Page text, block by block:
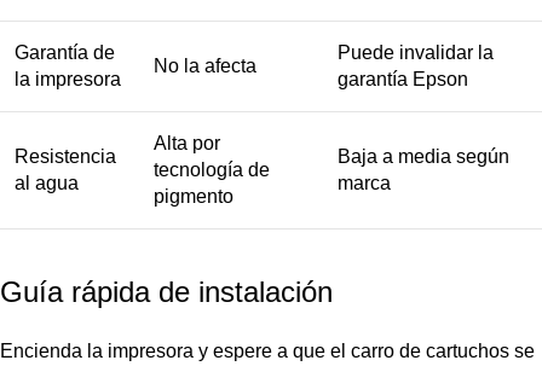
Garantía de
la impresora
No la afecta
Puede invalidar la
garantía Epson
Resistencia
al agua
Alta por
tecnología de
pigmento
Baja a media según
marca
Guía rápida de instalación
Encienda la impresora y espere a que el carro de cartuchos se